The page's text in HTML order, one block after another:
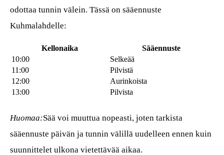
odottaa tunnin välein. Tässä on sääennuste
Kuhmalahdelle:
Kellonaika
Sääennuste
10:00
Selkeää
11:00
Pilvistä
12:00
Aurinkoista
13:00
Pilvista
Huomaa:Sää voi muuttua nopeasti, joten tarkista
sääennuste päivän ja tunnin välillä uudelleen ennen kuin
suunnittelet ulkona vietettävää aikaa.